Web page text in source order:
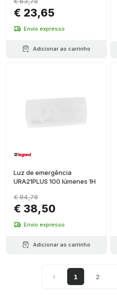
€ 23,65
Envio expresso
Adicionar ao carrinho
Luz de emergência
URA21PLUS 100 lúmenes 1H
€ 38,50
€ 94,76
Envio expresso
Adicionar ao carrinho
1 2